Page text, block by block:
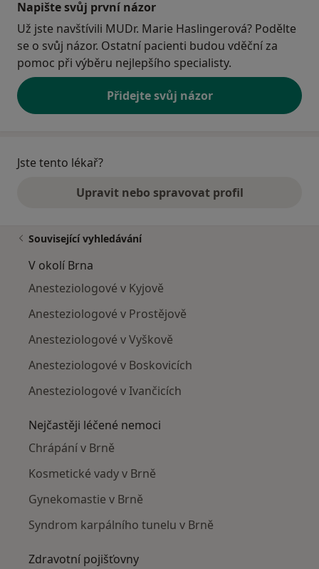
Napište svůj první názor
Už jste navštívili MUDr. Marie Haslingerová? Podělte
se o svůj názor. Ostatní pacienti budou vděční za
pomoc při výběru nejlepšího specialisty.
Přidejte svůj názor
Jste tento lékař?
Upravit nebo spravovat profil
Související vyhledávání
V okolí Brna
Anesteziologové v Kyjově
Anesteziologové v Prostějově
Anesteziologové v Vyškově
Anesteziologové v Boskovicích
Anesteziologové v Ivančicích
Nejčastěji léčené nemoci
Chrápání v Brně
Kosmetické vady v Brně
Gynekomastie v Brně
Syndrom karpálního tunelu v Brně
Zdravotní pojišťovny